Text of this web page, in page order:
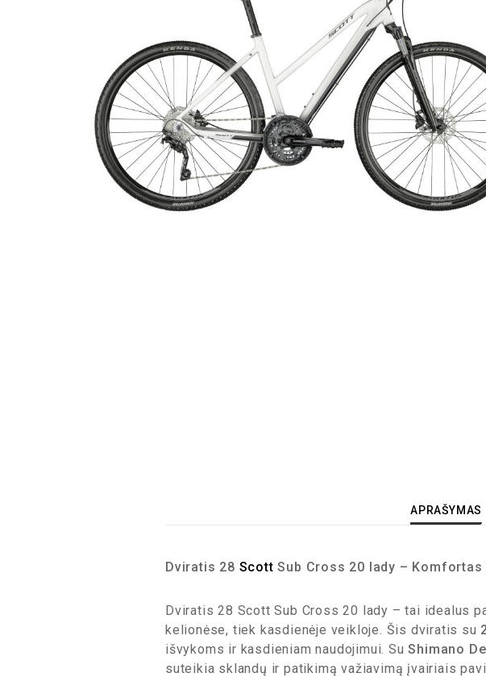
APRAŠYMAS
Dviratis 28 Scott Sub Cross 20 lady –
Dviratis 28 Scott Sub Cross 20 lady – tai idealus
kelionėse, tiek kasdienėje veikloje. Šis dviratis su
išvykoms ir kasdieniam naudojimui. SuShimano
suteikia sklandų ir patikimą važiavimą įvairiais